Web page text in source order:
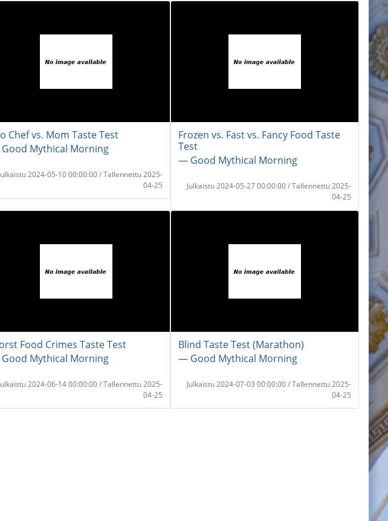
Chef vs. Mom Taste Test
Mythical Morning
2024-05-10 00:00:00 / Tallennettu 2025-
04-25
Frozen vs. Fast vs. Fancy Food Taste
Test
― Good Mythical Morning
Julkaistu 2024-05-27 00:00:00 / Tallennettu 2025-
04-25
Food Crimes Taste Test
Mythical Morning
2024-06-14 00:00:00 / Tallennettu 2025-
04-25
Blind Taste Test (Marathon)
― Good Mythical Morning
Julkaistu 2024-07-03 00:00:00 / Tallennettu 2025-
04-25